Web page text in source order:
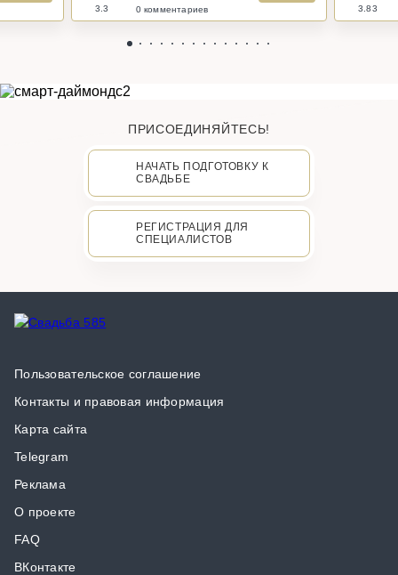
3.3 0 комментариев 3.83
ПРИСОЕДИНЯЙТЕСЬ!
НАЧАТЬ ПОДГОТОВКУ К
СВАДЬБЕ
РЕГИСТРАЦИЯ ДЛЯ
СПЕЦИАЛИСТОВ
Пользовательское соглашение
Контакты и правовая информация
Карта сайта
Telegram
Реклама
О проекте
FAQ
ВКонтакте